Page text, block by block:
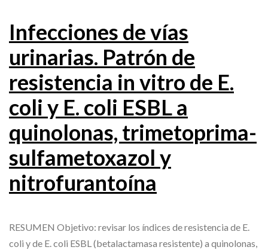
Infecciones de vías
urinarias. Patrón de
resistencia in vitro de E.
coli y E. coli ESBL a
quinolonas, trimetoprima-
sulfametoxazol y
nitrofurantoína
RESUMEN Objetivo: revisar los índices de resistencia de E.
coli y de E. coli ESBL (betalactamasa resistente) a quinolonas,